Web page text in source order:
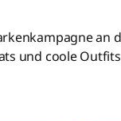
an
und coole